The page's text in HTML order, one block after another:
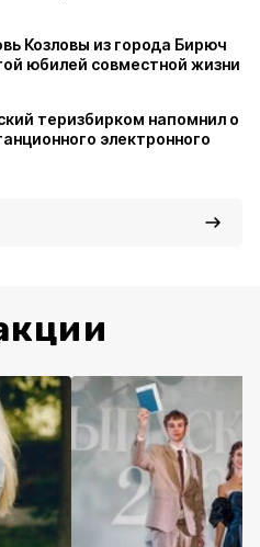
Козловы из города Бирюч
юбилей совместной жизни
теризбирком напомнил о
электронного